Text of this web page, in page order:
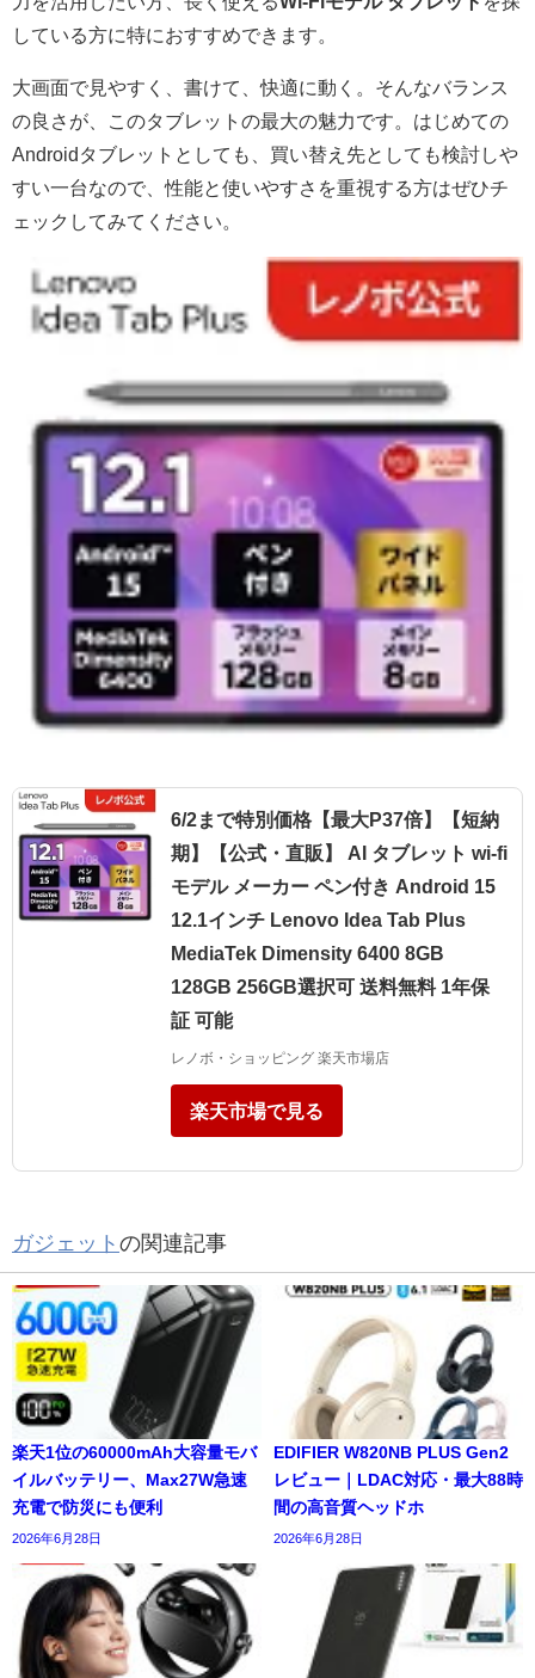
している方に特におすすめできます。
大画面で見やすく、書けて、快適に動く。そんなバランス
の良さが、このタブレットの最大の魅力です。はじめての
Androidタブレットとしても、買い替え先としても検討しや
すい一台なので、性能と使いやすさを重視する方はぜひチ
ェックしてみてください。
6/2まで特別価格【最大P37倍】【短納
期】【公式・直販】 AI タブレット wi-fi
モデル メーカー ペン付き Android 15
12.1インチ Lenovo Idea Tab Plus
MediaTek Dimensity 6400 8GB
128GB 256GB選択可 送料無料 1年保
証 可能
レノボ・ショッピング 楽天市場店
楽天市場で見る
ガジェット の関連記事
楽天1位の60000mAh大容量モバ
イルバッテリー、Max27W急速
充電で防災にも便利
2026年6月28日
EDIFIER W820NB PLUS Gen2
レビュー｜LDAC対応・最大88時
間の高音質ヘッドホ
2026年6月28日